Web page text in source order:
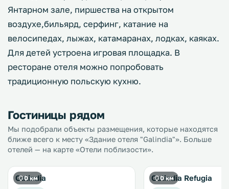
Янтарном зале, пиршества на открытом
воздухе,бильярд, серфинг, катание на
велосипедах, лыжах, катамаранах, лодках, каяках.
Для детей устроена игровая площадка. В
ресторане отеля можно попробовать
традиционную польскую кухню.
Гостиницы рядом
Мы подобрали объекты размещения, которые находятся
ближе всего к месту «Здание отеля "Galindia"». Больше
отелей — на карте «Отели поблизости».
0 км
Galindia 0 км
Galindia Refugia